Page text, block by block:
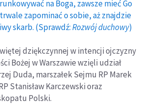
na Boga, zawsze mieć Go
zapominać o sobie, aż znajdzie
skarb. (Sprawdź:Rozwój duchowy)
dziękczynnej w intencji ojczyzny
Bożej w Warszawie wzięli udział
Duda, marszałek Sejmu RP Marek
Stanisław Karczewski oraz
Polski.